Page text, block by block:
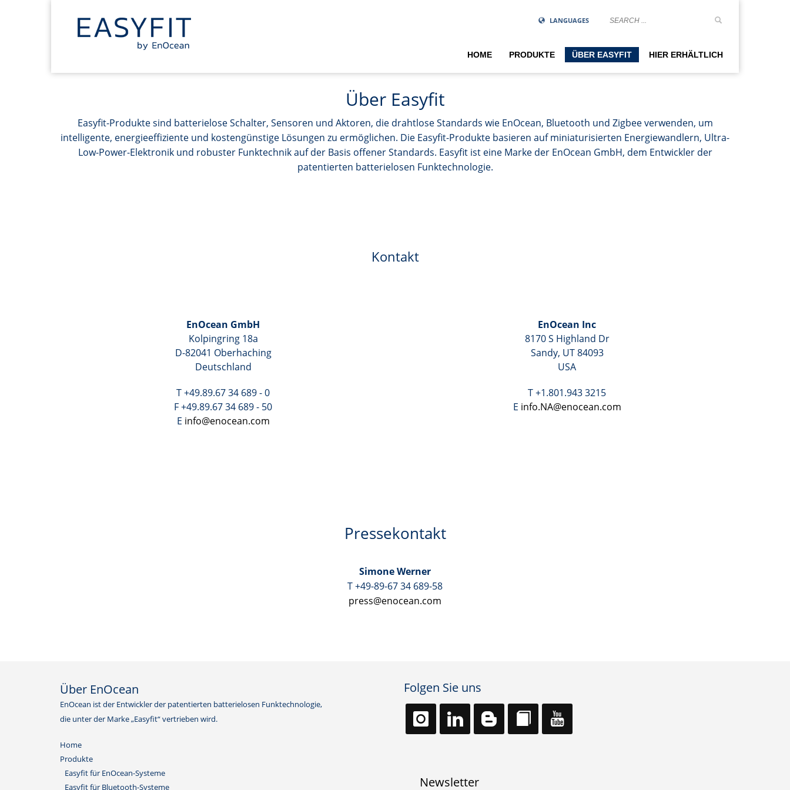
LANGUAGES
HOME PRODUKTE ÜBER EASYFIT HIER ERHÄLTLICH
Über Easyfit
Easyfit-Produkte sind batterielose Schalter, Sensoren und Aktoren, die drahtlose Standards wie EnOcean, Bluetooth und Zigbee verwenden, um
intelligente, energieeffiziente und kostengünstige Lösungen zu ermöglichen. Die Easyfit-Produkte basieren auf miniaturisierten Energiewandlern, Ultra-
Low-Power-Elektronik und robuster Funktechnik auf der Basis offener Standards. Easyfit ist eine Marke der EnOcean GmbH, dem Entwickler der
patentierten batterielosen Funktechnologie.
Kontakt
EnOcean GmbH
Kolpingring 18a
D-82041 Oberhaching
Deutschland
T +49.89.67 34 689 - 0
F +49.89.67 34 689 - 50
E info@enocean.com
EnOcean Inc
8170 S Highland Dr
Sandy, UT 84093
USA
T +1.801.943 3215
E info.NA@enocean.com
Pressekontakt
Simone Werner
T +49-89-67 34 689-58
press@enocean.com
Über EnOcean
EnOcean ist der Entwickler der patentierten batterielosen Funktechnologie,
die unter der Marke „Easyfit“ vertrieben wird.
Home
Produkte
Easyfit für EnOcean-Systeme
Easyfit für Bluetooth-Systeme
Folgen Sie uns
Newsletter